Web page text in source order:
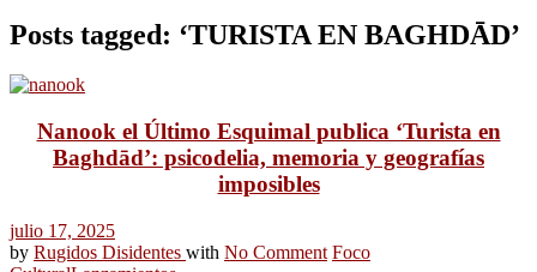
Posts tagged: ‘TURISTA EN BAGHDĀD’
Nanook el Último Esquimal publica ‘Turista en
Baghdād’: psicodelia, memoria y geografías
imposibles
julio 17, 2025
by Rugidos Disidentes with No Comment Foco